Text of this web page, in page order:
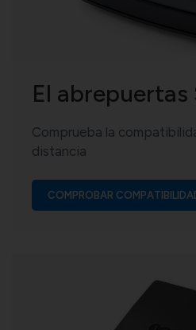
El abrepuertas
Comprueba la
distancia
COMPROBAR